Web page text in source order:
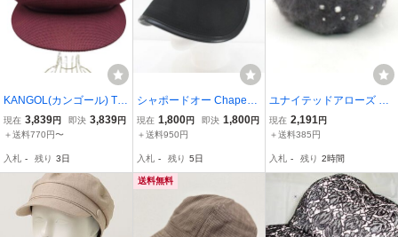
KANGOL(カンゴール) TR
OPIC SPITFIRE トロピッ
ク キャスケット レディー
現在 3,839円 即決 3,839円
＋送料770円〜
入札 - 残り 3日
シャポードオー Chapeau
d'O キャップ 帽子 ワイド
バイザーキャップ 56~58c
金具 日本製 レディース
現在 1,800円 即決 1,800円
＋送料950円
入札 - 残り 5日
ユナイテッドアローズ ベ
レー帽 帽子 ブランド ウ
ール/アンゴラ混 レディー
WS
現在 2,191円
＋送料385円
入札 - 残り 2時間
送料無料